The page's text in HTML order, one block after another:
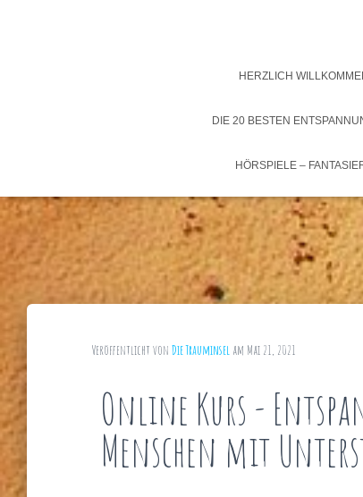
HERZLICH
DIE 20 BESTEN
HÖRSPIELE –
Veröffentlicht von Die Trauminsel am Mai 21, 2021
Online Kurs -
Menschen mit